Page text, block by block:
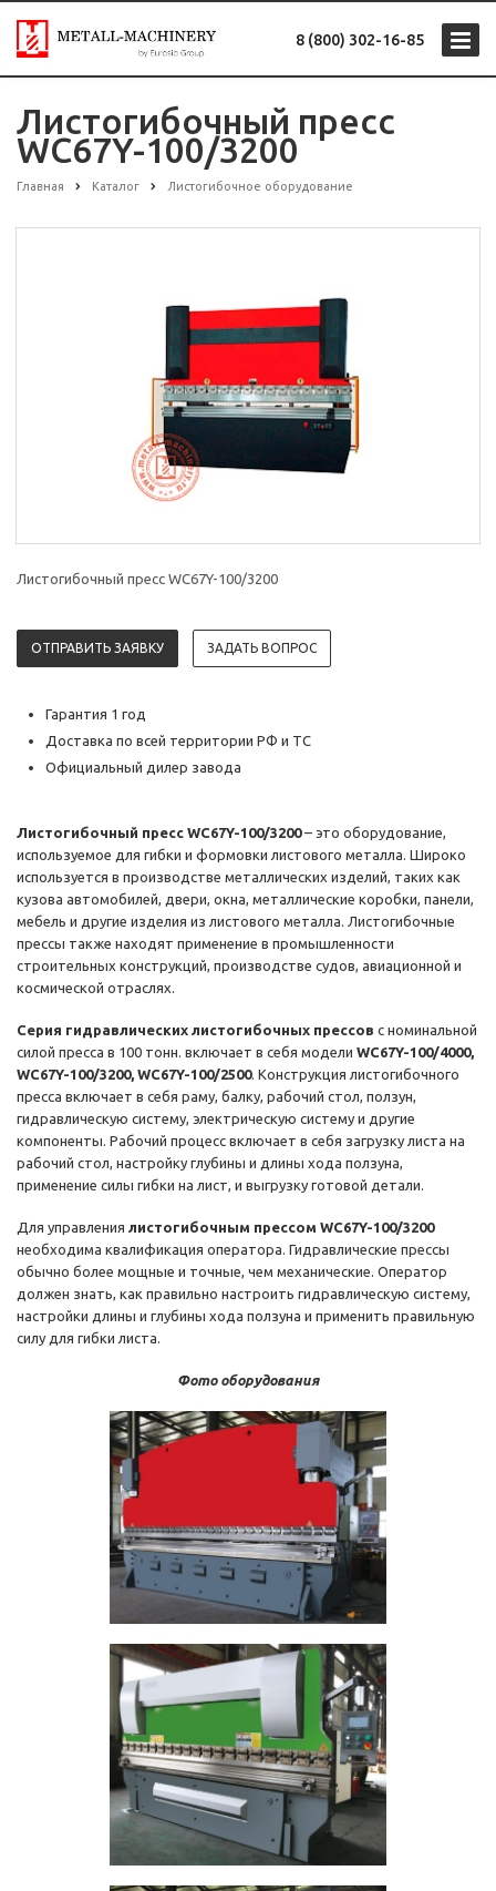
8 (800) 302-16-85
Листогибочный пресс
WC67Y-100/3200
Главная Каталог Листогибочное оборудование
Листогибочный пресс WC67Y-100/3200
ОТПРАВИТЬ ЗАЯВКУ ЗАДАТЬ ВОПРОС
Гарантия 1 год
Доставка по всей территории РФ и ТС
Официальный дилер завода
Листогибочный пресс WC67Y-100/3200– это оборудование,
используемое для гибки и формовки листового металла. Широко
используется в производстве металлических изделий, таких как
кузова автомобилей, двери, окна, металлические коробки, панели,
мебель и другие изделия из листового металла. Листогибочные
прессы также находят применение в промышленности
строительных конструкций, производстве судов, авиационной и
космической отраслях.
Серия гидравлических листогибочных прессов с номинальной
силой пресса в 100 тонн. включает в себя модели WC67Y-100/4000,
WC67Y-100/3200, WC67Y-100/2500. Конструкция листогибочного
пресса включает в себя раму, балку, рабочий стол, ползун,
гидравлическую систему, электрическую систему и другие
компоненты. Рабочий процесс включает в себя загрузку листа на
рабочий стол, настройку глубины и длины хода ползуна,
применение силы гибки на лист, и выгрузку готовой детали.
Для управления листогибочным прессом WC67Y-100/3200
необходима квалификация оператора. Гидравлические прессы
обычно более мощные и точные, чем механические. Оператор
должен знать, как правильно настроить гидравлическую систему,
настройки длины и глубины хода ползуна и применить правильную
силу для гибки листа.
Фото оборудования